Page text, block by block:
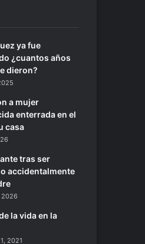
ya fue
¿cuantos años
dieron?
a mujer
enterrada en el
casa
tras ser
accidentalmente
2026
la vida en la
2021